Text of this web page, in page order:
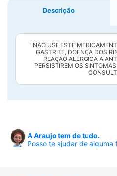
Descrição
"NÃO USE ESTE
GASTRITE, DOENÇA DOS
REAÇÃO ALÉRGICA A
PERSISTIREM OS
A Araujo tem de tudo.
Posso te ajudar de alguma